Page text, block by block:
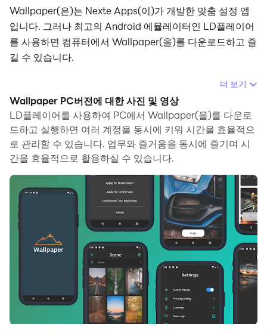
Wallpaper(은)는 Nexte Apps(이)가 개발한 맞춤 설정 앱
입니다. 그러나 최고의 Android 에뮬레이터인 LD플레이어
를 사용하면 컴퓨터에서 Wallpaper(을)를 다운로드하고 즐
길 수 있습니다.
컴퓨터에서 Wallpaper(을)를 실행하면 보다 큰 화면에서
이용할 수 있으며, 마우스와 키보드로 앱을 이용하는 것이
화면을 터치하는 것보다 훨씬 빠릅니다. 동시에 기기의 배터
리 문제에 대해 걱정할 필요가 없습니다.
다중 인스턴스 및 멀티 컨트롤 기능을 통해 컴퓨터에서 여러
또한 파일 전송 기능을 통해 이미지, 비디오 및 파일을 공유
하는 것도 매우 쉬워집니다.
컴퓨터에서 Wallpaper(을)를 다운로드하고 실행하여 큰 화
면과 고화질의 PC 환경에서 즐기세요!
다양한 카테고리에서 배경 화면을 다운로드, 저장 또는 홈
화면 또는 잠금 화면에 적용합니다. 약 100개 이상의 카테고
리 중에서 선택할 수 있습니다. 자신의 성격이나 가장 마음
에 드는 배경화면을 적용해 보세요. 더 나은 사용성을 위해
더 보기
Wallpaper PC버전에 대한 사진 및 영상
LD플레이어를 사용하여 PC에서 Wallpaper(을)를 다운로
드하고 실행하면 여러 계정을 동시에 키워 시간을 효율적으
로 관리할 수 있습니다. 업무와 즐거움을 동시에 즐기며 시
간을 효율적으로 활용하실 수 있습니다.